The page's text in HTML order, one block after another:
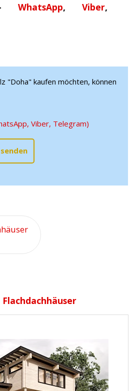
WhatsApp, Viber,
"Doha" kaufen möchten, können
Viber, Telegram)
Flachdachhäuser